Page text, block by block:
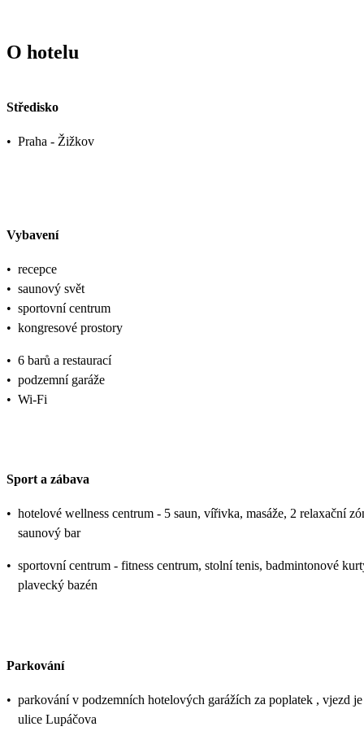
O hotelu
Středisko
• Praha - Žižkov
Vybavení
• recepce
• saunový svět
• sportovní centrum
• kongresové prostory
• 6 barů a restaurací
• podzemní garáže
• Wi-Fi
Sport a zábava
• hotelové wellness centrum - 5 saun, vířivka, masáže, 2 relaxační
saunový bar
• sportovní centrum - fitness centrum, stolní tenis, badmintonové
plavecký bazén
Parkování
• parkování v podzemních hotelových garážích za poplatek , vjezd
ulice Lupáčova